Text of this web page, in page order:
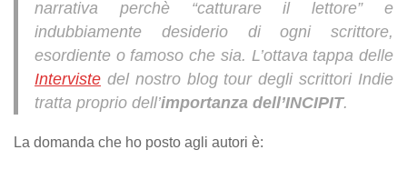
narrativa perchè “catturare il lettore” e
indubbiamente desiderio di ogni scrittore,
esordiente o famoso che sia. L’ottava tappa delle
Interviste del nostro blog tour degli scrittori Indie
tratta proprio dell’importanza dell’INCIPIT.
La domanda che ho posto agli autori è:
our website
to perform
as well as
during your
visit. If you
cookies,